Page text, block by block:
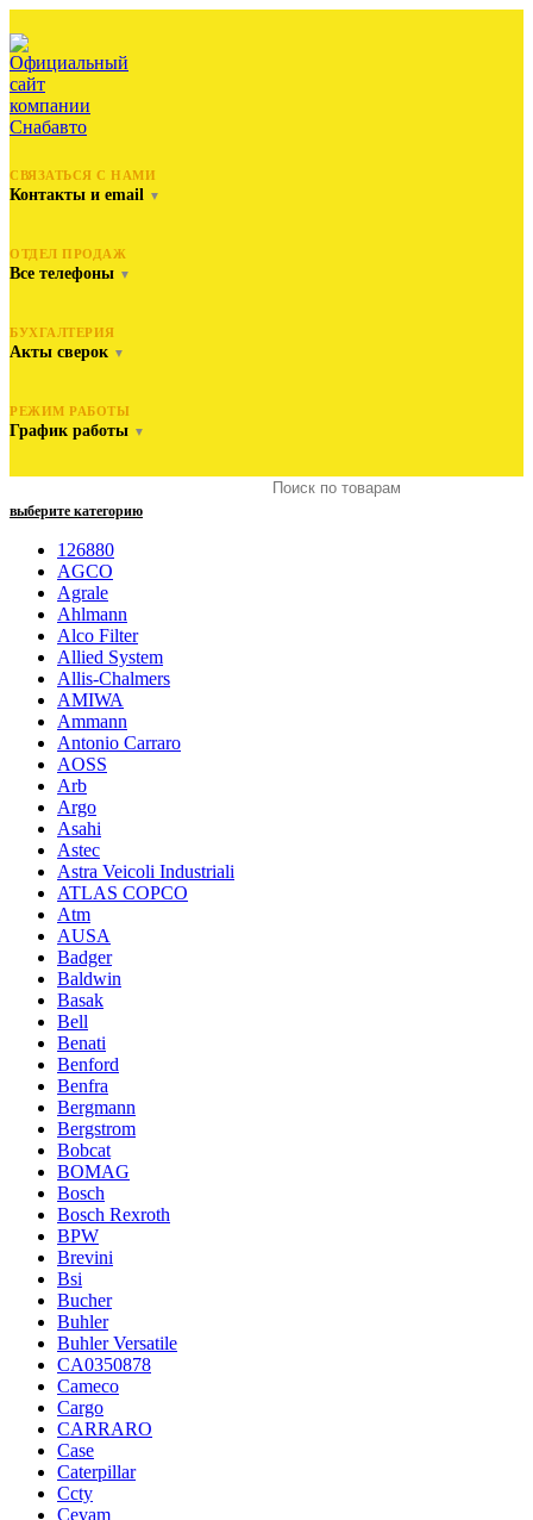
СВЯЗАТЬСЯ С НАМИ
Контакты и email ▼
ОТДЕЛ ПРОДАЖ
Все телефоны ▼
БУХГАЛТЕРИЯ
Акты сверок ▼
РЕЖИМ РАБОТЫ
График работы ▼
выберите категорию
126880
AGCO
Agrale
Ahlmann
Alco Filter
Allied System
Allis-Chalmers
AMIWA
Ammann
Antonio Carraro
AOSS
Arb
Argo
Asahi
Astec
Astra Veicoli Industriali
ATLAS COPCO
Atm
AUSA
Badger
Baldwin
Basak
Bell
Benati
Benford
Benfra
Bergmann
Bergstrom
Bobcat
BOMAG
Bosch
Bosch Rexroth
BPW
Brevini
Bsi
Bucher
Buhler
Buhler Versatile
CA0350878
Cameco
Cargo
CARRARO
Case
Caterpillar
Ccty
Cevam